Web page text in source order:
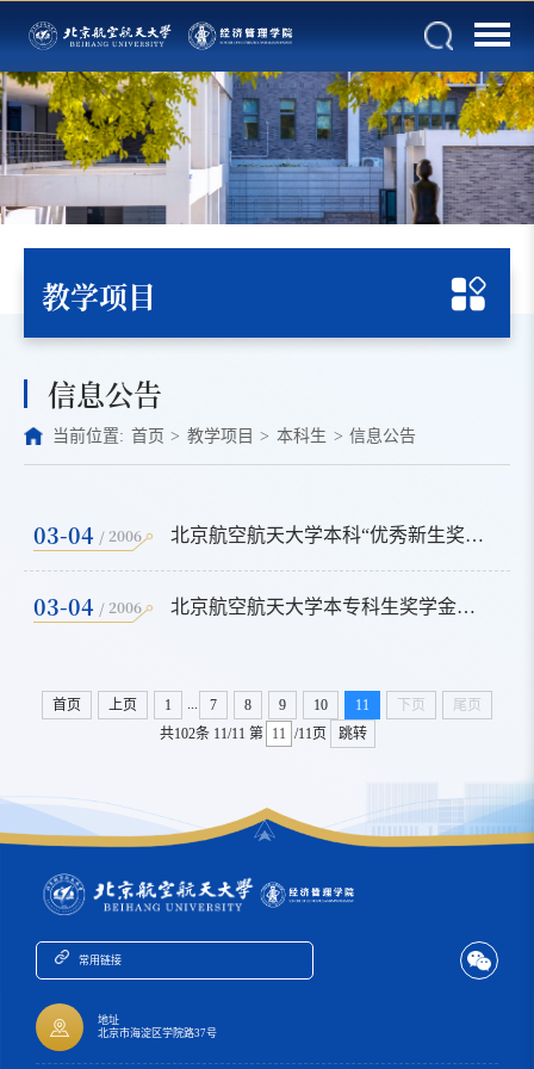
教学项目
信息公告
当前位置: 首页 > 教学项目 > 本科生 > 信息公告
03-04 / 2006 北京航空航天大学本科“优秀新生奖学金”条例
03-04 / 2006 北京航空航天大学本专科生奖学金管理办法
首页 上页 1 ... 7 8 9 10 11 下页
尾页
共102条 11/11 第 /11页 跳转
常用链接
地址
北京市海淀区学院路37号